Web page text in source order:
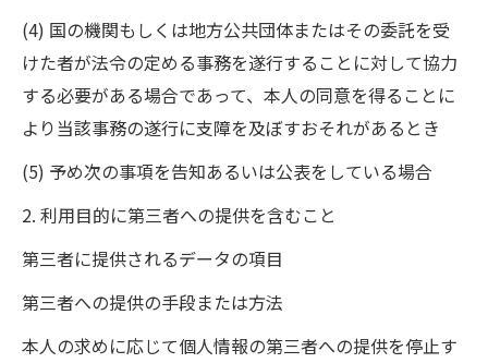
(4) 国の機関もしくは地方公共団体またはその委託を受
けた者が法令の定める事務を遂行することに対して協力
する必要がある場合であって、本人の同意を得ることに
より当該事務の遂行に支障を及ぼすおそれがあるとき
(5) 予め次の事項を告知あるいは公表をしている場合
2. 利用目的に第三者への提供を含むこと
第三者に提供されるデータの項目
第三者への提供の手段または方法
本人の求めに応じて個人情報の第三者への提供を停止す